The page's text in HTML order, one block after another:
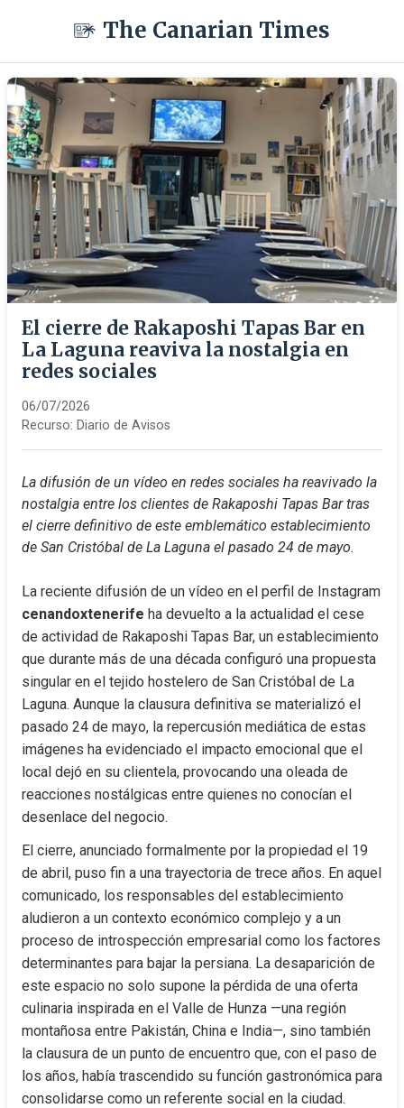
The Canarian Times
El cierre de Rakaposhi Tapas Bar en
La Laguna reaviva la nostalgia en
redes sociales
06/07/2026
Recurso: Diario de Avisos
La difusión de un vídeo en redes sociales ha reavivado la
nostalgia entre los clientes de Rakaposhi Tapas Bar tras
el cierre definitivo de este emblemático establecimiento
de San Cristóbal de La Laguna el pasado 24 de mayo.
cenandoxtenerife ha devuelto a la actualidad el cese
de actividad de Rakaposhi Tapas Bar, un establecimiento
que durante más de una década configuró una propuesta
singular en el tejido hostelero de San Cristóbal de La
Laguna. Aunque la clausura definitiva se materializó el
pasado 24 de mayo, la repercusión mediática de estas
imágenes ha evidenciado el impacto emocional que el
local dejó en su clientela, provocando una oleada de
reacciones nostálgicas entre quienes no conocían el
desenlace del negocio.
El cierre, anunciado formalmente por la propiedad el 19
de abril, puso fin a una trayectoria de trece años. En aquel
comunicado, los responsables del establecimiento
aludieron a un contexto económico complejo y a un
proceso de introspección empresarial como los factores
determinantes para bajar la persiana. La desaparición de
este espacio no solo supone la pérdida de una oferta
culinaria inspirada en el Valle de Hunza —una región
montañosa entre Pakistán, China e India—, sino también
la clausura de un punto de encuentro que, con el paso de
los años, había trascendido su función gastronómica para
consolidarse como un referente social en la ciudad.